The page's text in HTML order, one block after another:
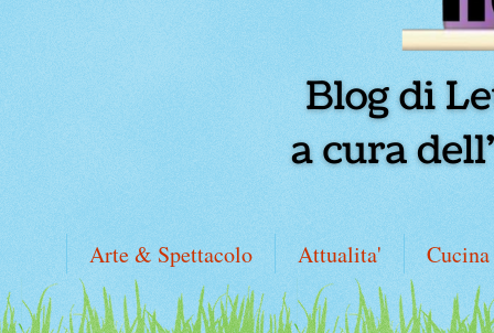
Arte & Spettacolo Attualita' Cucina